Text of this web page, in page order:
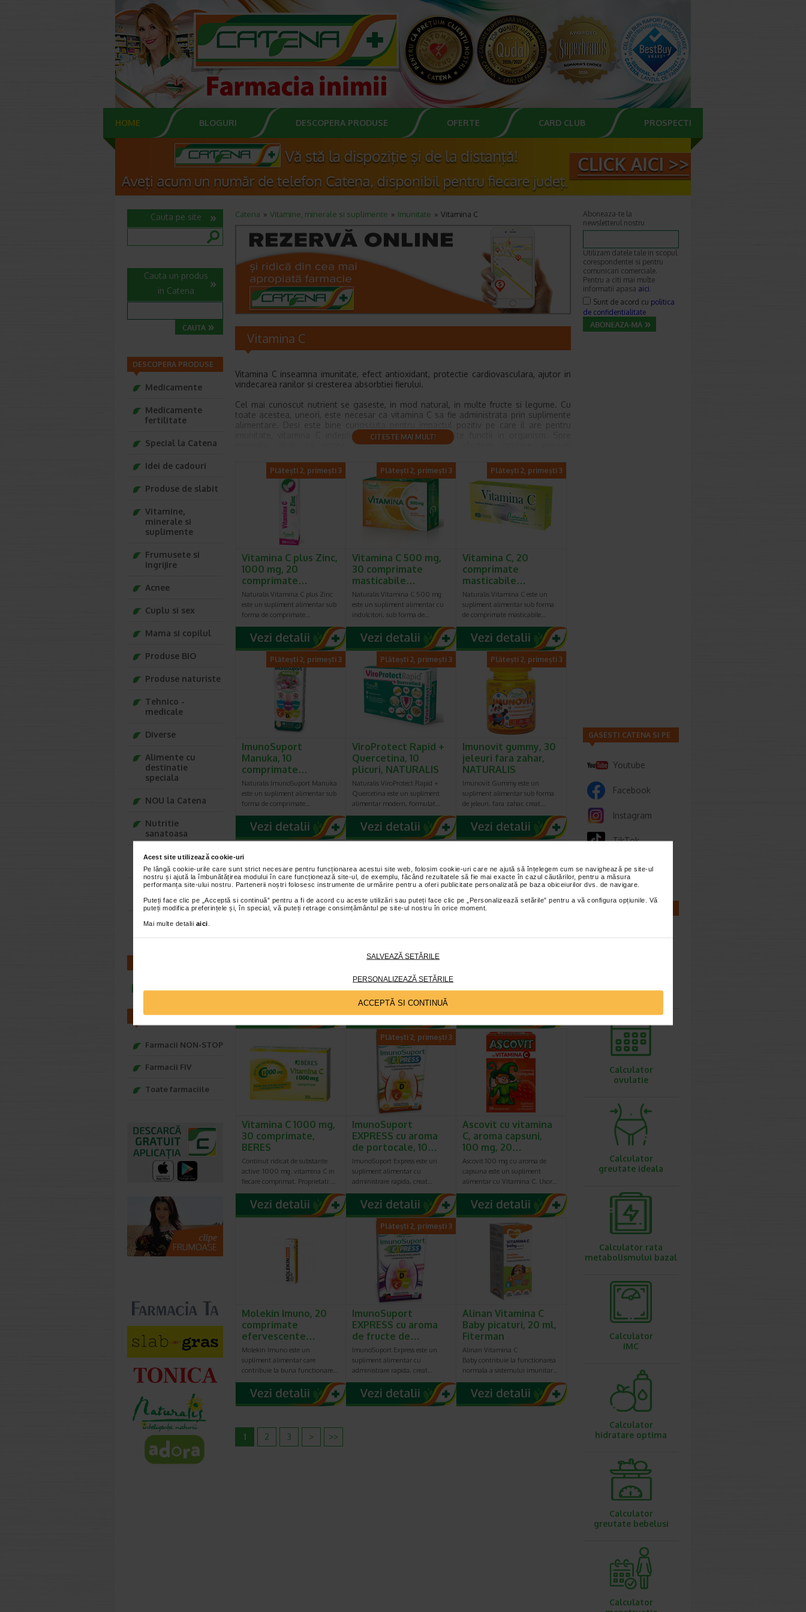
Acest site utilizează cookie-uri
Pe lângă cookie-urile care sunt strict necesare pentru funcționarea acestui site web, folosim cookie-uri care ne ajută să înțelegem cum se navighează pe site-ul
nostru și ajută la îmbunătățirea modului în care funcționează site-ul, de exemplu, făcând rezultatele să fie mai exacte în cazul căutărilor, pentru a măsura
performanța site-ului nostru. Partenerii noștri folosesc instrumente de urmărire pentru a oferi publicitate personalizată pe baza obiceiurilor dvs. de navigare.
Puteți face clic pe „Acceptă si continuă” pentru a fi de acord cu aceste utilizări sau puteți face clic pe „Personalizează setările” pentru a vă configura opțiunile. Vă
puteți modifica preferințele și, în special, vă puteți retrage consimțământul pe site-ul nostru în orice moment.
Mai multe detalii aici
SALVEAZĂ SETĂRILE
PERSONALIZEAZĂ SETĂRILE
ACCEPTĂ SI CONTINUĂ
HOME BLOGURI DESCOPERA PRODUSE OFERTE CARD CLUB PROSPECTE
Catena Vitamine, minerale si suplimente Imunitate Vitamina C
Vitamina C
Vitamina C inseamna imunitate, efect antioxidant, protectie cardiovasculara, ajutor in
vindecarea ranilor si cresterea absorbtiei fierului.
Cel mai cunoscut nutrient se gaseste, in mod natural, in multe fructe si legume. Cu
toate acestea, uneori, este necesar ca vitamina C sa fie administrata prin suplimente
alimentare. Desi este bine cunoscuta pentru impactul pozitiv pe care il are pentru
imunitate, vitamina C indeplineste si o multime de alte functii in organism. Spre
exemplu, stiati ca poate reduce riscul anumitor afectiuni oculare, precum
fi incurajata sintetizarea colagenului, care asigura functionarea corecta a pielii, a
cartilajelor si a vaselor de sange?
Vitamina C este unul dintre acele suplimente pe care trebuie sa le administrati
dimineata. Specialistii recomanda ca acest lucru sa se intample intre orele 9:00 si
11:00. Administrarea acestor suplimente pe stomacul gol favorizeaza o absorbtie
rapida a nutrientilor. Atentie, insa, anumite persoane se pot confrunta cu disconfort
gastric. In cazul acestora, se recomanda sa ia suplimente de vitamina C impreuna cu
mancare. Nu este indicata administrarea de vitamina C seara, inainte de culcare,
deoarece poate afecta somnul. Aceste suplimente sunt disponibile in diferite formule:
comprimate, comprimate efervescente, comprimate masticabile, picaturi, sirop sau
plicuri.
CITESTE MAI MULT!
Plătești 2, primești 3
Vitamina C plus Zinc,
1000 mg, 20
comprimate…
Naturalis Vitamina C plus Zinc
este un supliment alimentar sub
forma de comprimate…
Plătești 2, primești 3
Vitamina C 500 mg,
30 comprimate
masticabile…
Naturalis Vitamina C 500 mg
este un supliment alimentar cu
indulcitori, sub forma de…
Plătești 2, primești 3
Vitamina C, 20
comprimate
masticabile…
Naturalis Vitamina C este un
supliment alimentar sub forma
de comprimate masticabile…
Plătești 2, primești 3
ImunoSuport
Manuka, 10
comprimate…
Naturalis ImunoSuport Manuka
este un supliment alimentar sub
forma de comprimate…
Plătești 2, primești 3
ViroProtect Rapid +
Quercetina, 10
plicuri, NATURALIS
Naturalis ViroProtect Rapid +
Quercetina este un supliment
alimentar modern, formulat…
Plătești 2, primești 3
Imunovit gummy, 30
jeleuri fara zahar,
NATURALIS
Imunovit Gummy este un
supliment alimentar sub forma
de jeleuri, fara zahar, creat…
macese. Vitamina C contribuie:…
ZDROVIT
supliment alimentar care contine
vitamina C, zinc si vitamina D…
protectie organismului…
Vitamina C 1000 mg,
30 comprimate,
BERES
Continut ridicat de substante
active: 1000 mg. vitamina C in
fiecare comprimat. Proprietati:…
Plătești 2, primești 3
ImunoSuport
EXPRESS cu aroma
de portocale, 10…
ImunoSuport Express este un
supliment alimentar cu
administrare rapida, creat…
Ascovit cu vitamina
C, aroma capsuni,
100 mg, 20…
Ascovit 100 mg cu aroma de
capsuna este un supliment
alimentar cu Vitamina C. Usor…
Molekin Imuno, 20
comprimate
efervescente…
Molekin Imuno este un
supliment alimentar care
contribuie la buna functionare…
Plătești 2, primești 3
ImunoSuport
EXPRESS cu aroma
de fructe de…
ImunoSuport Express este un
supliment alimentar cu
administrare rapida, creat…
Alinan Vitamina C
Baby picaturi, 20 ml,
Fiterman
Alinan Vitamina C
Baby contribuie la functionarea
normala a sistemului imunitar…
1 2 3 > >>
Cauta pe site
Cauta un produs
in Catena
DESCOPERA PRODUSE
Medicamente
Medicamente
fertilitate
Special la Catena
Idei de cadouri
Produse de slabit
Vitamine,
minerale si
suplimente
Frumusete si
ingrijire
Acnee
Cuplu si sex
Mama si copilul
Produse BIO
Produse naturiste
Tehnico -
medicale
Diverse
Alimente cu
destinatie
speciala
NOU la Catena
Nutritie
sanatoasa
Ce Oftapic ti se
potriveste
Adora – Adorabili
din prima clipa
Seturi cadou
infoline@catena.ro
FARMACII
Farmacii NON-STOP
Farmacii FIV
Toate farmaciile
Aboneaza-te la
newsletterul nostru
Utilizam datele tale in scopul
corespondentei si pentru
comunicari comerciale.
Pentru a citi mai multe
informatii apasa aici.
Sunt de acord cu politica
de confidentialitate
GASESTI CATENA SI PE
Youtube
Facebook
Instagram
TikTok
Whatsapp
sarcina
Calculator
ovulatie
Calculator
greutate ideala
Calculator rata
metabolismului bazal
Calculator
IMC
Calculator
hidratare optima
Calculator
greutate bebelusi
Calculator